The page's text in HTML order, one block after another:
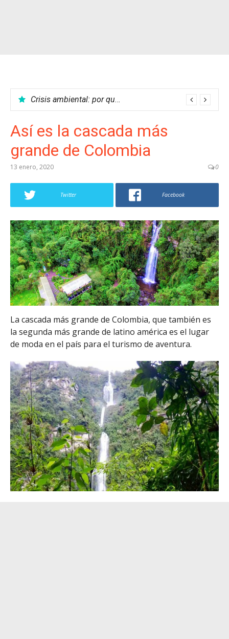
Crisis ambiental: por qué no podemos parar el calentamiento global
Así es la cascada más
grande de Colombia
13 enero, 2020 0
Twitter Facebook
La cascada más grande de Colombia, que también es
la segunda más grande de latino américa es el lugar
de moda en el país para el turismo de aventura.